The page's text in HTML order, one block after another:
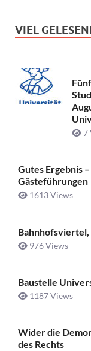
VIEL
7
Gutes Ergebnis
Gästeführungen
1613 Views
Bahnhofsviertel,
976 Views
Baustelle
1187 Views
Wider die
des Rechts